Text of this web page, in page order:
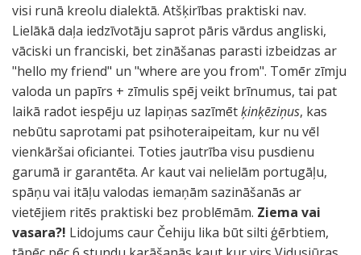
visi runā kreolu dialektā. Atšķirības praktiski nav.
Lielākā daļa iedzīvotāju saprot pāris vārdus angliski,
vāciski un franciski, bet zināšanas parasti izbeidzas ar
"hello my friend" un "where are you from". Tomēr zīmju
valoda un papīrs + zīmulis spēj veikt brīnumus, tai pat
laikā radot iespēju uz lapiņas sazīmētķinķēziņus, kas
nebūtu saprotami pat psihoteraipeitam, kur nu vēl
vienkāršai oficiantei. Toties jautrība visu pusdienu
garumā ir garantēta. Ar kaut vai nelielām portugāļu,
spāņu vai itāļu valodas iemaņām sazināšanās ar
vietējiem ritēs praktiski bez problēmām. Ziema vai
vasara?! Lidojums caur Čehiju lika būt silti ģērbtiem,